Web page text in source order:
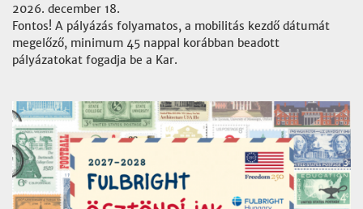
2026. december 18.
Fontos! A pályázás folyamatos, a mobilitás kezdő dátumát
megelőző, minimum 45 nappal korábban beadott
pályázatokat fogadja be a Kar.